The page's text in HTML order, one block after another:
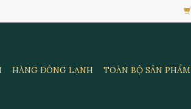
HÀNG ĐÔNG LẠNH TOÀN BỘ SẢN PHẨM